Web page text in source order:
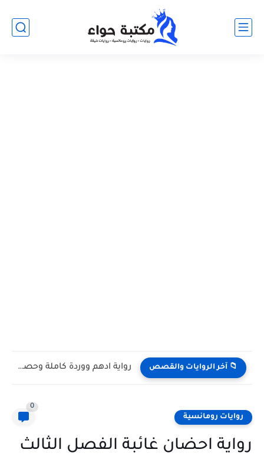
📁 آخر الروايات والقصص رواية ادهم ووردة كاملة وحصرية بقلم القلم الذهبي
روايات رومانسية
0
رواية احضان غائبة الفصل الثالث